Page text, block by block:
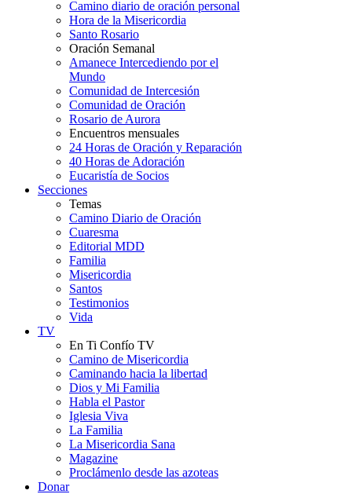
Camino diario de oración personal
Hora de la Misericordia
Santo Rosario
Oración Semanal
Amanece Intercediendo por el
Mundo
Comunidad de Intercesión
Comunidad de Oración
Rosario de Aurora
Encuentros mensuales
24 Horas de Oración y Reparación
40 Horas de Adoración
Eucaristía de Socios
Secciones
Temas
Camino Diario de Oración
Cuaresma
Editorial MDD
Familia
Misericordia
Santos
Testimonios
Vida
TV
En Ti Confío TV
Camino de Misericordia
Caminando hacia la libertad
Dios y Mi Familia
Habla el Pastor
Iglesia Viva
La Familia
La Misericordia Sana
Magazine
Proclámenlo desde las azoteas
Donar